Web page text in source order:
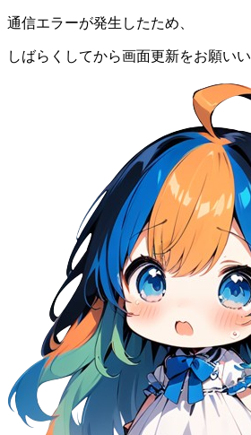
通信エラーが発生したため、
しばらくしてから画面更新をお願いい